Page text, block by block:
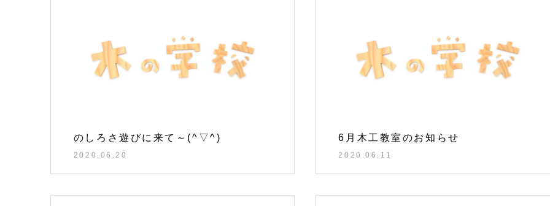
のしろさ遊びに来て～(^▽^)
2020.06.20
6月木工教室のお知らせ
2020.06.11